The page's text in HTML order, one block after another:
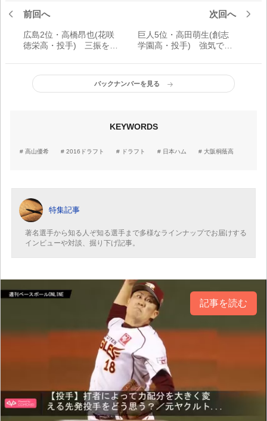
前回へ
広島2位・高橋昂也(花咲
徳栄高・投手) 三振を取
次回へ
巨人5位・高田萌生(創志
学園高・投手) 強気で攻
バックナンバーを見る
KEYWORDS
高山優希 2016ドラフト ドラフト 日本ハム 大阪桐蔭高
特集記事
著名選手から知る人ぞ知る選手まで多様なラインナップでお届けする
インビューや対談、掘り下げ記事。
記事を読む